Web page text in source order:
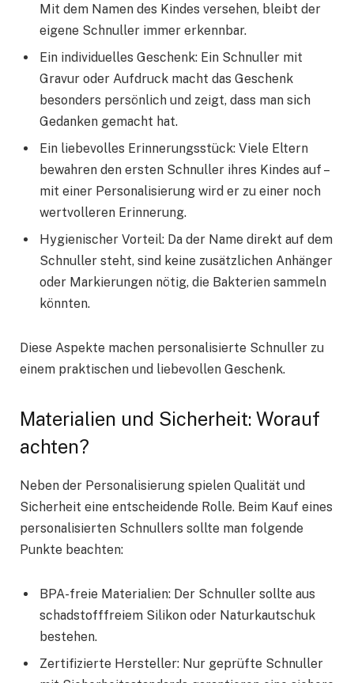
Mit dem Namen des Kindes versehen, bleibt der
eigene Schnuller immer erkennbar.
Ein individuelles Geschenk: Ein Schnuller mit
Gravur oder Aufdruck macht das Geschenk
besonders persönlich und zeigt, dass man sich
Gedanken gemacht hat.
Ein liebevolles Erinnerungsstück: Viele Eltern
bewahren den ersten Schnuller ihres Kindes auf –
mit einer Personalisierung wird er zu einer noch
wertvolleren Erinnerung.
Hygienischer Vorteil: Da der Name direkt auf dem
Schnuller steht, sind keine zusätzlichen Anhänger
oder Markierungen nötig, die Bakterien sammeln
könnten.
Diese Aspekte machen personalisierte Schnuller zu
einem praktischen und liebevollen Geschenk.
Materialien und Sicherheit: Worauf
achten?
Neben der Personalisierung spielen Qualität und
Sicherheit eine entscheidende Rolle. Beim Kauf eines
personalisierten Schnullers sollte man folgende
Punkte beachten:
BPA-freie Materialien: Der Schnuller sollte aus
schadstofffreiem Silikon oder Naturkautschuk
bestehen.
Zertifizierte Hersteller: Nur geprüfte Schnuller